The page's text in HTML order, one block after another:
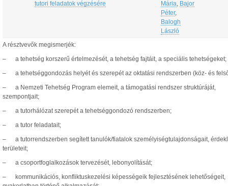
tutori feladatok végzésére
Mária
Bajor
Péter,
Balogh
László
A résztvevők megismerjék:
– a tehetség korszerű értelmezését, a tehetség fajtáit, a speciális tehetségeket;
– a tehetséggondozás helyét és szerepét az oktatási rendszerben (köz- és
– a Nemzeti Tehetség Program elemeit, a támogatási rendszer struktúráját,
szempontjait;
– a tutorhálózat szerepét a tehetséggondozó rendszerben;
– a tutor feladatait;
– a tutorrendszerben segített tanulók/fiatalok személyiségtulajdonságait,
területeit;
– a csoportfoglalkozások tervezését, lebonyolítását;
– kommunikációs, konfliktuskezelési képességeik fejlesztésének lehetőségeit,